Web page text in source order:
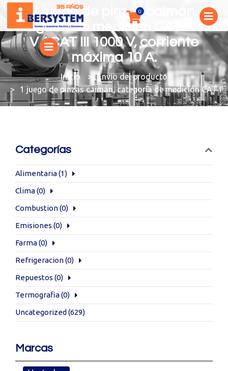
1 juego de pinzas caimán,
categoría de medición CAT IV 600
V / CAT III 1000 V, corriente
máxima 10 A.
You are here:
Envío del producto
1 juego de pinzas caimán, categoría de medición CAT
Categorías
Alimentaria(1)
Clima(0)
Combustion(0)
Emisiones (0)
Farma(0)
Refrigeracion(0)
Repuestos (0)
Termografia(0)
Uncategorized (629)
Marcas